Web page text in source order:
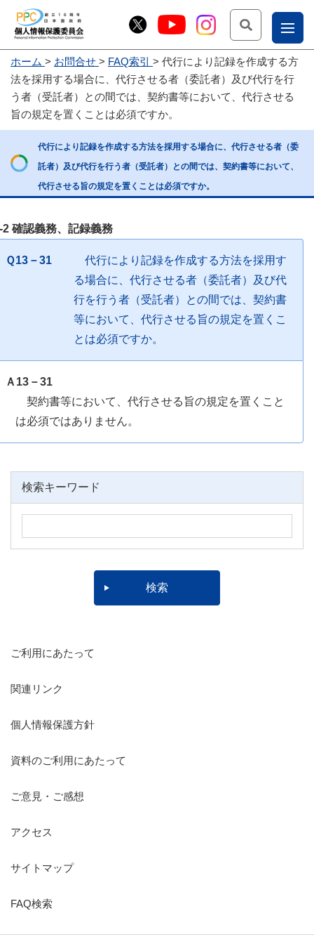
お
せ
こー
じょ
ホーム お問合せ FAQ索引
代行により記録を作成する方
法を採用する場合に、代行させる者（委託者）及び代行を行
う者（受託者）との間では、契約書等において、代行させる
旨の規定を置くことは必須ですか。
代行により記録を作成する方法を採用する場合に、代行させる者（委
託者）及び代行を行う者（受託者）との間では、契約書等において、
代行させる旨の規定を置くことは必須ですか。
2 確認義務、記録義務
Ｑ13－31
代行により記録を作成する方法を採用す
る場合に、代行させる者（委託者）及び代
行を行う者（受託者）との間では、契約書
等において、代行させる旨の規定を置くこ
とは必須ですか。
Ａ13－31
契約書等において、代行させる旨の規定を置くこと
は必須ではありません。
検索キーワード
ご利用にあたって
関連リンク
個人情報保護方針
資料のご利用にあたって
ご意見・ご感想
アクセス
サイトマップ
FAQ検索